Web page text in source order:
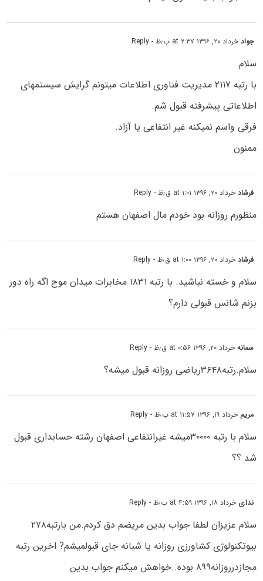
جوادخرداد ۲۰, ۱۳۹۶ at ۲:۳۷ ب٫ظ - Reply
سلام
با رتبه ۲۱۱۷ مدیریت فناوری اطلاعات میتونم گرایش سیستمهای
اطلاعاتی پیشرفته قبول شم.
فرقی واسم نمیکنه غیر انتفاعی یا آزاد.
ممنون
فرشادخرداد ۲۰, ۱۳۹۶ at ۱:۰۱ ق٫ظ - Reply
منظورم روزانه بود خودم مال اصفهان هستم
فرشادخرداد ۲۰, ۱۳۹۶ at ۱:۰۰ ق٫ظ - Reply
سلام و خسته نباشید. با رتبه ۱۸۳۱ مخابرات میدان موج اگه راه دور
بزنم شانس قبولی دارم؟
سمانهخرداد ۲۰, ۱۳۹۶ at ۰:۵۶ ق٫ظ - Reply
سلام.رتبه۳۶۴۸ریاضی روزانه قبول میشه؟
مریم خرداد ۱۹, ۱۳۹۶ at ۱۱:۵۷ ب٫ظ - Reply
سلام با رتبه ۳۰۰۰۰میشه غیرانتفاعی اصفهان رشته حسابداری قبول
شد ؟؟
ندا.ی خرداد ۱۸, ۱۳۹۶ at ۴:۵۹ ب٫ظ - Reply
سلام عزیزان لطفا جواب بدین مریضم دق کردم.من بارتبه۲۷۸
بیوتکنولوژی کشاورزی روزانه یا شبانه جای قبولمیشم? اخرین رتبه
مجازدرروزانه۸۹۹ بوده..خواهش میکنم جواب بدین